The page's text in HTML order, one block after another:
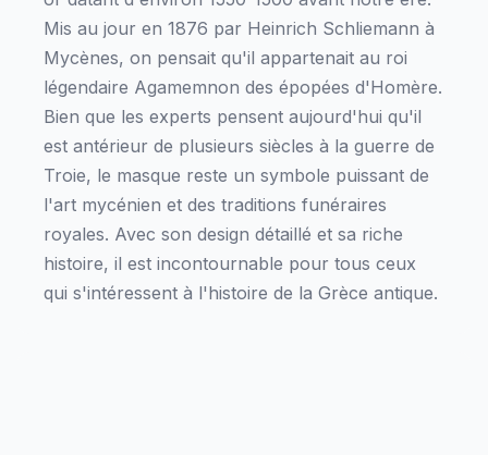
Mis au jour en 1876 par Heinrich Schliemann à
Mycènes, on pensait qu'il appartenait au roi
légendaire Agamemnon des épopées d'Homère.
Bien que les experts pensent aujourd'hui qu'il
est antérieur de plusieurs siècles à la guerre de
Troie, le masque reste un symbole puissant de
l'art mycénien et des traditions funéraires
royales. Avec son design détaillé et sa riche
histoire, il est incontournable pour tous ceux
qui s'intéressent à l'histoire de la Grèce antique.